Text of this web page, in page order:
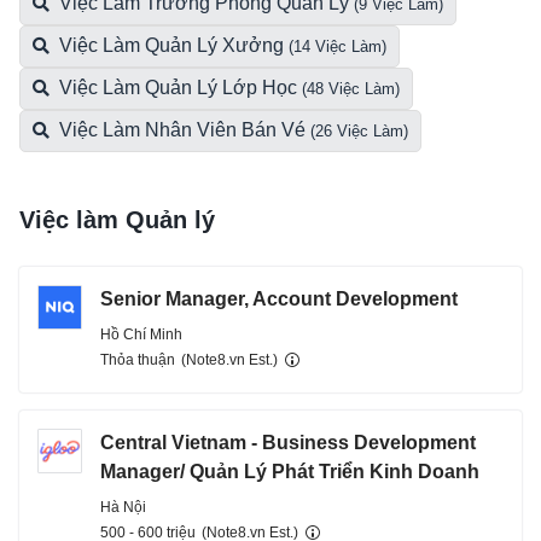
(9 Việc Làm)
Việc Làm Quản Lý Xưởng (14 Việc Làm)
Việc Làm Quản Lý Lớp Học (48 Việc Làm)
Việc Làm Nhân Viên Bán Vé (26 Việc Làm)
Việc làm Quản lý
Senior Manager, Account Development
Hồ Chí Minh
Thỏa thuận (Note8.vn Est.)
Central Vietnam - Business Development
Manager/ Quản Lý Phát Triển Kinh Doanh
Hà Nội
500 - 600 triệu (Note8.vn Est.)